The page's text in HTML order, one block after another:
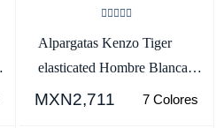
Alpargatas Kenzo Tiger
elasticated Hombre Blancas -
SKU.2553450
MXN2,711 7 Colores